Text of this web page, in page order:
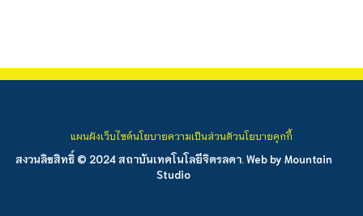
สงวนลิขสิทธิ์ © 2024 สถาบันเทคโนโลยีจิตรลดา. Web by Mountain
Studio
แผนผังเว็บไซต์นโยบายความเป็นส่วนตัวนโยบายคุกกี้